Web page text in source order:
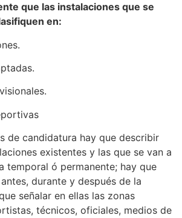
que las instalaciones que se
en:
de candidatura hay que describir
existentes y las que se van a
temporal ó permanente; hay que
durante y después de la
señalar en ellas las zonas
técnicos, oficiales, medios de